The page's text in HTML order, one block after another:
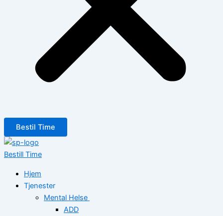
Bestil Time
Bestill Time
Hjem
Tjenester
Mental Helse
ADD